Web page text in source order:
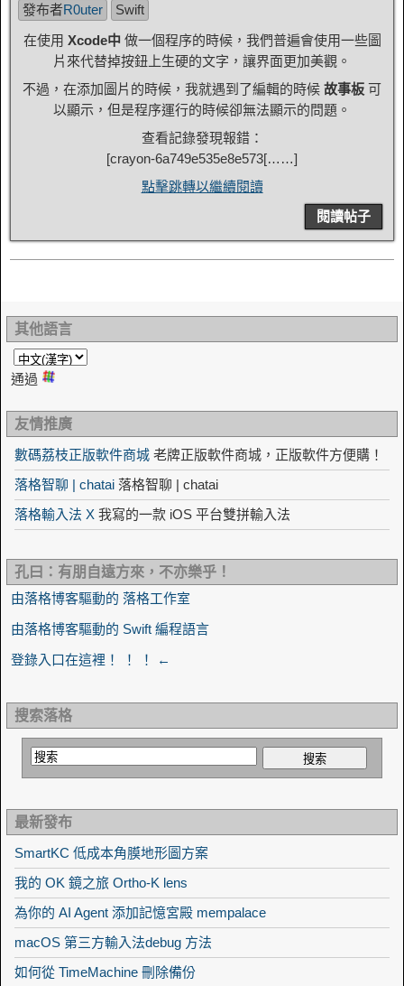
發布者R0uter
Swift
在使用 Xcode中做一個程序的時候，我們普遍會使用一些圖
片來代替掉按鈕上生硬的文字，讓界面更加美觀。
不過，在添加圖片的時候，我就遇到了編輯的時候 故事板 可
以顯示，但是程序運行的時候卻無法顯示的問題。
查看記錄發現報錯：
[crayon-6a749e535e8e573[……]
點擊跳轉以繼續閱讀
閱讀帖子
其他語言
通過
友情推廣
數碼荔枝正版軟件商城 老牌正版軟件商城，正版軟件方便購！
落格智聊 | chatai 落格智聊 | chatai
落格輸入法 X 我寫的一款 iOS 平台雙拼輸入法
孔曰：有朋自遠方來，不亦樂乎！
由落格博客驅動的 落格工作室
由落格博客驅動的 Swift 編程語言
登錄入口在這裡！ ！ ！ ←
搜索落格
最新發布
SmartKC 低成本角膜地形圖方案
我的 OK 鏡之旅 Ortho-K lens
為你的 AI Agent 添加記憶宮殿 mempalace
macOS 第三方輸入法debug 方法
如何從 TimeMachine 刪除備份